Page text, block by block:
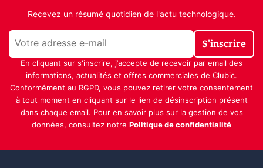
Recevez un résumé quotidien de l'actu technologique.
S'inscrire
En cliquant sur s'inscrire, j’accepte de recevoir par email des
informations, actualités et offres commerciales de Clubic.
Conformément au RGPD, vous pouvez retirer votre consentement
à tout moment en cliquant sur le lien de désinscription présent
dans chaque email. Pour en savoir plus sur la gestion de vos
données, consultez notre Politique de confidentialité